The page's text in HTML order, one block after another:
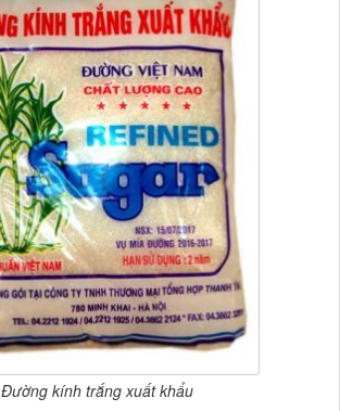
Đường kính trắng xuất khẩu